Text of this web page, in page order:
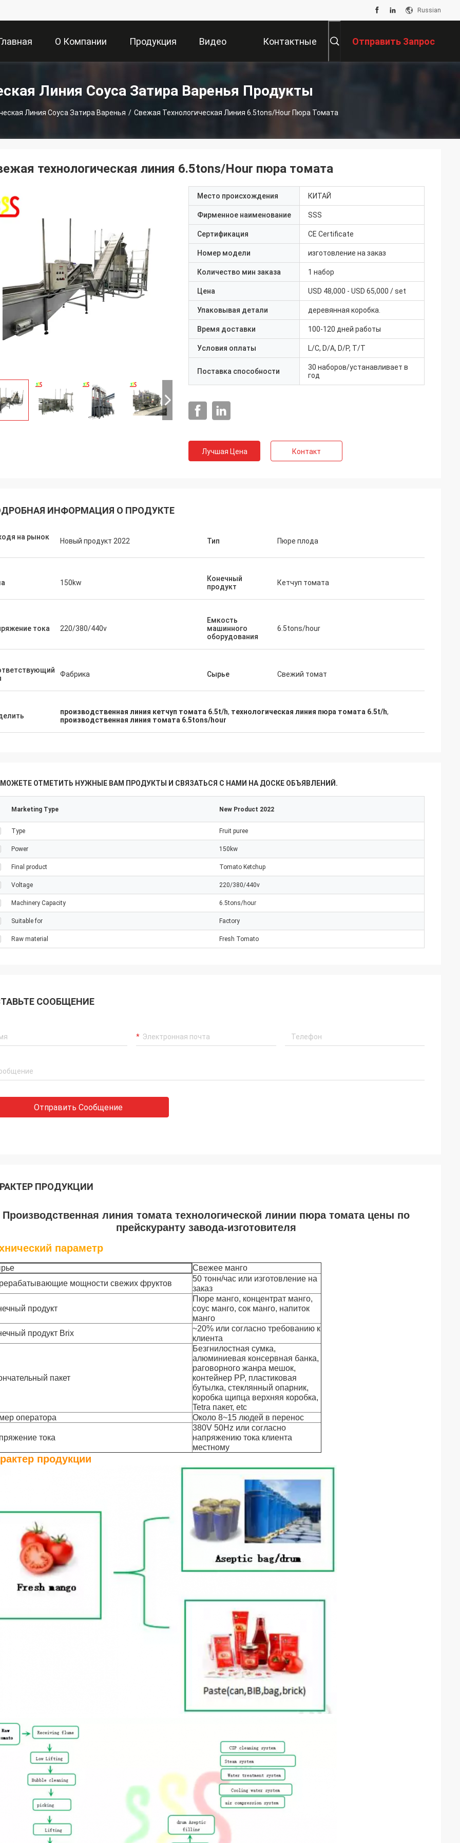
Russian
О Компании Продукция Видео Контактные Отправить Запрос
Линия Соуса Затира Варенья Продукты
Линия Соуса Затира Варенья / Свежая Технологическая Линия 6.5tons/Hour Пюра Томата
технологическая линия 6.5tons/Hour пюра томата
Место происхождения КИТАЙ
Фирменное наименование SSS
Сертификация CE Certificate
Номер модели изготовление на заказ
Количество мин заказа 1 набор
Цена USD 48,000 - USD 65,000 / set
Упаковывая детали деревянная коробка.
Время доставки 100-120 дней работы
Условия оплаты L/C, D/A, D/P, T/T
Поставка способности
30 наборов/устанавливает в
год
Лучшая Цена Контакт
ИНФОРМАЦИЯ О ПРОДУКТЕ
на рынок Новый продукт 2022 Тип Пюре плода
150kw
Конечный
продукт
Кетчуп томата
тока 220/380/440v
Емкость
машинного
оборудования
6.5tons/hour
Фабрика Сырье Свежий томат
производственная линия кетчуп томата 6.5t/h, технологическая линия пюра томата 6.5t/h,
производственная линия томата 6.5tons/hour
ОТМЕТИТЬ НУЖНЫЕ ВАМ ПРОДУКТЫ И СВЯЗАТЬСЯ С НАМИ НА ДОСКЕ ОБЪЯВЛЕНИЙ.
Marketing Type New Product 2022
Type Fruit puree
Power 150kw
Final product Tomato Ketchup
Voltage 220/380/440v
Machinery Capacity 6.5tons/hour
Suitable for Factory
Raw material Fresh Tomato
СООБЩЕНИЕ
Отправить Сообщение
ПРОДУКЦИИ
Производственная линия томата технологической линии пюра томата цены по
прейскуранту завода-изготовителя
параметр
Свежее манго
мощности свежих фруктов
50 тонн/час или изготовление на
заказ
продукт
Пюре манго, концентрат манго,
соус манго, сок манго, напиток
манго
продукт Brix
~20% или согласно требованию к
клиента
пакет
Безгнилостная сумка,
алюминиевая консервная банка,
раговорного жанра мешок,
контейнер PP, пластиковая
бутылка, стеклянный опарник,
коробка щипца верхняя коробка,
Tetra пакет, etc
оператора
Около 8~15 людей в перенос
тока
380V 50Hz или согласно
напряжению тока клиента
местному
продукции